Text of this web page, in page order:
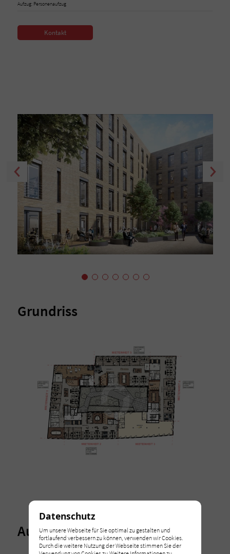
Aufzug: Personenaufzug
Kontakt
Grundriss
Ausstattung
Datenschutz
Um unsere Webseite für Sie optimal zu gestalten und
fortlaufend verbessern zu können, verwenden wir Cookies.
Durch die weitere Nutzung der Webseite stimmen Sie der